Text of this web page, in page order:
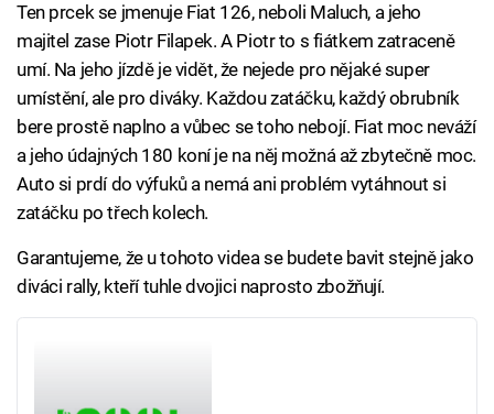
Ten prcek se jmenuje Fiat 126, neboli Maluch, a jeho
majitel zase Piotr Filapek. A Piotr to s fiátkem zatraceně
umí. Na jeho jízdě je vidět, že nejede pro nějaké super
umístění, ale pro diváky. Každou zatáčku, každý obrubník
bere prostě naplno a vůbec se toho nebojí. Fiat moc neváží
a jeho údajných 180 koní je na něj možná až zbytečně moc.
Auto si prdí do výfuků a nemá ani problém vytáhnout si
zatáčku po třech kolech.
Garantujeme, že u tohoto videa se budete bavit stejně jako
diváci rally, kteří tuhle dvojici naprosto zbožňují.